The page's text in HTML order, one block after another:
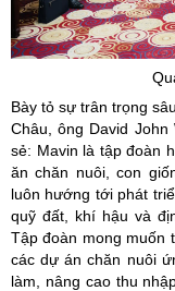
Bày tỏ sự trân trọng
Châu, ông David
sẻ: Mavin là tập đoàn
ăn chăn nuôi, con
luôn hướng tới phát
quỹ đất, khí hậu và
Tập đoàn mong muốn
các dự án chăn nuôi
làm, nâng cao thu